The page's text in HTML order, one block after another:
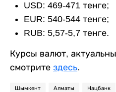
USD: 469-471 тенге;
EUR: 540-544 тенге;
RUB: 5,57-5,7 тенге.
Курсы валют,
смотрите здесь.
Шымкент Алматы Нацбанк